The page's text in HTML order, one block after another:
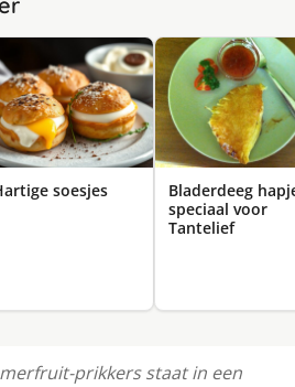
soesjes
Bladerdeeg
speciaal voor
Tantelief
prikkers staat in een